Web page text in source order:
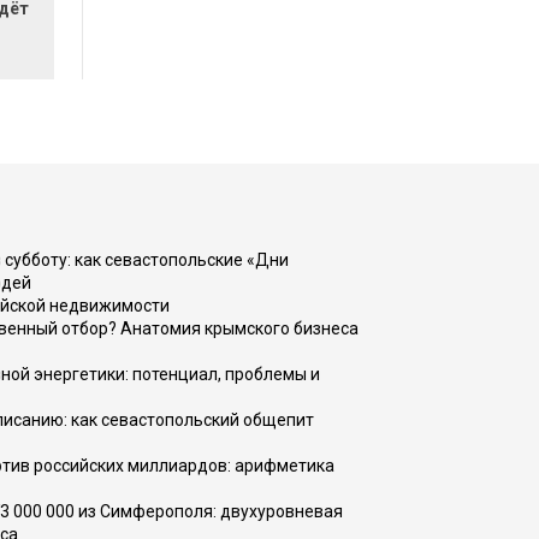
как севастопольские «Дни
недвижимости
отбор? Анатомия крымского бизнеса
энергетики: потенциал, проблемы и
как севастопольский общепит
российских миллиардов: арифметика
000 000 из Симферополя: двухуровневая